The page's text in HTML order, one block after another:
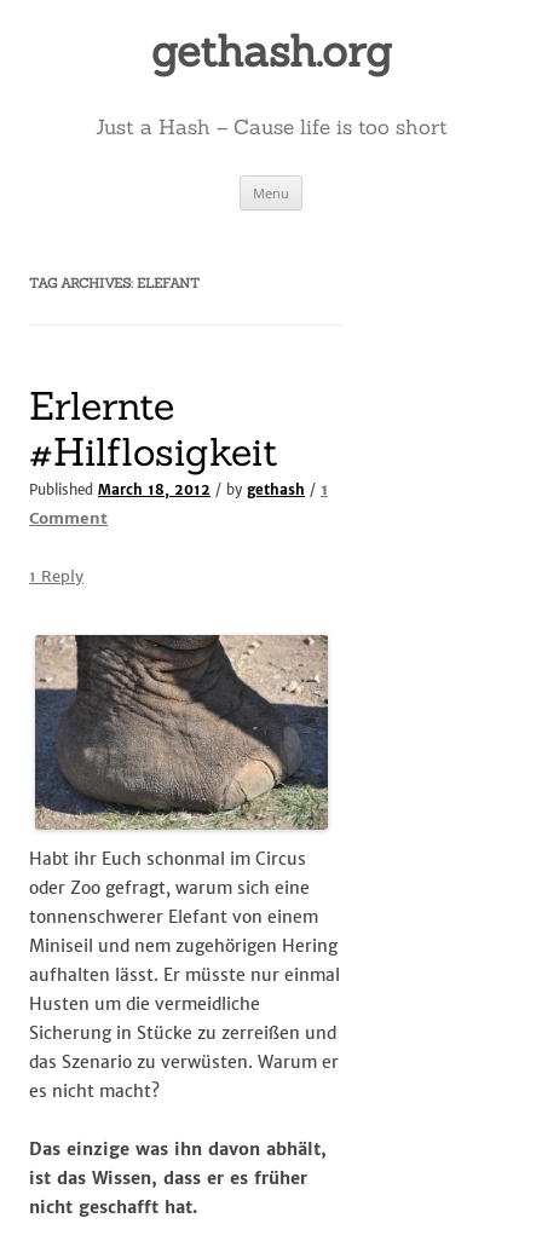
gethash.org
Just a Hash – Cause life is too short
Menu
TAG ARCHIVES: ELEFANT
Erlernte
#Hilflosigkeit
Published March 18, 2012 / by gethash / 1
Commenton
1 Reply
Habt ihr Euch schonmal im Circus
oder Zoo gefragt, warum sich eine
tonnenschwerer Elefant von einem
Miniseil und nem zugehörigen Hering
aufhalten lässt. Er müsste nur einmal
Husten um die vermeidliche
Sicherung in Stücke zu zerreißen und
das Szenario zu verwüsten. Warum er
es nicht macht?
Das einzige was ihn davon abhält,
ist das Wissen, dass er es früher
nicht geschafft hat.